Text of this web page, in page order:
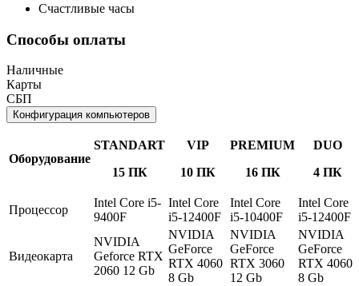
Счастливые часы
Способы оплаты
Наличные
Карты
СБП
Конфигурация компьютеров
Оборудование
STANDART
15 ПК
VIP
10 ПК
PREMIUM
16 ПК
DUO
4 ПК
Процессор
Intel Core i5-
9400F
Intel Core
i5-12400F
Intel Core
i5-10400F
Intel Core
i5-12400F
Видеокарта
NVIDIA
Geforce RTX
2060 12 Gb
NVIDIA
GeForce
RTX 4060
8 Gb
NVIDIA
GeForce
RTX 3060
12 Gb
NVIDIA
GeForce
RTX 4060
8 Gb